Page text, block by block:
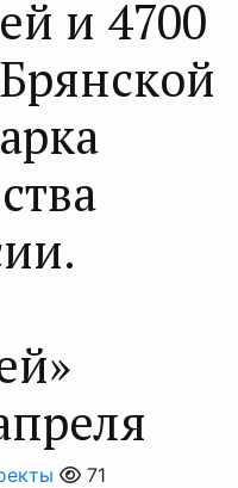
и 4700
71